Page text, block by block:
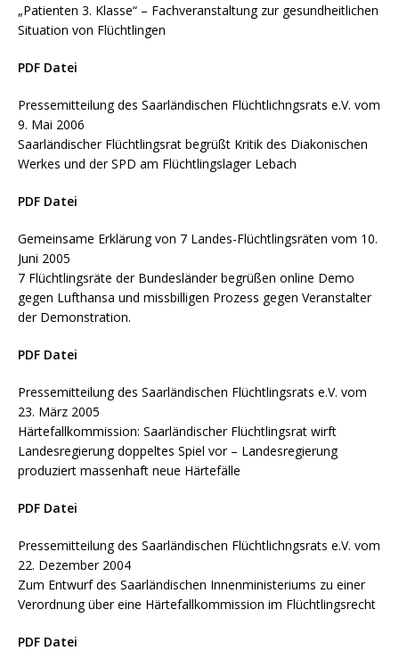
„Patienten 3. Klasse“ – Fachveranstaltung zur gesundheitlichen
Situation von Flüchtlingen
PDF Datei
Pressemitteilung des Saarländischen Flüchtlichngsrats e.V. vom
9. Mai 2006
Saarländischer Flüchtlingsrat begrüßt Kritik des Diakonischen
Werkes und der SPD am Flüchtlingslager Lebach
PDF Datei
Gemeinsame Erklärung von 7 Landes-Flüchtlingsräten vom 10.
Juni 2005
7 Flüchtlingsräte der Bundesländer begrüßen online Demo
gegen Lufthansa und missbilligen Prozess gegen Veranstalter
der Demonstration.
PDF Datei
Pressemitteilung des Saarländischen Flüchtlingsrats e.V. vom
23. März 2005
Härtefallkommission: Saarländischer Flüchtlingsrat wirft
Landesregierung doppeltes Spiel vor – Landesregierung
produziert massenhaft neue Härtefälle
PDF Datei
Pressemitteilung des Saarländischen Flüchtlichngsrats e.V. vom
22. Dezember 2004
Zum Entwurf des Saarländischen Innenministeriums zu einer
Verordnung über eine Härtefallkommission im Flüchtlingsrecht
PDF Datei